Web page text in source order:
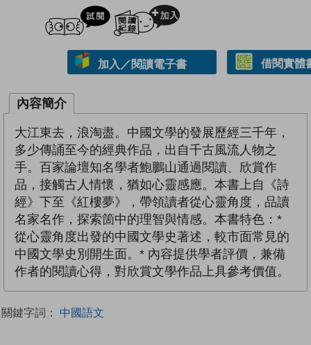
試閲
加入／閱讀電子書 借閱實體
內容簡介
大江東去，浪淘盡。中國文學的發展歷經三千年，
多少傳誦至今的經典作品，出自千古風流人物之
手。百家論壇知名學者鮑鵬山通過閱讀、欣賞作
品，接觸古人情懷，猶如心靈感應。本書上自《詩
經》下至《紅樓夢》，帶領讀者從心靈角度，品讀
名家名作，探索箇中的理智與情感。本書特色：*
從心靈角度出發的中國文學史著述，較市面常見的
中國文學史別開生面。* 內容提供學者評價，兼備
作者的閱讀心得，對欣賞文學作品上具參考價值。
關鍵字詞： 中國語文